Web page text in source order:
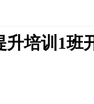
培训1班